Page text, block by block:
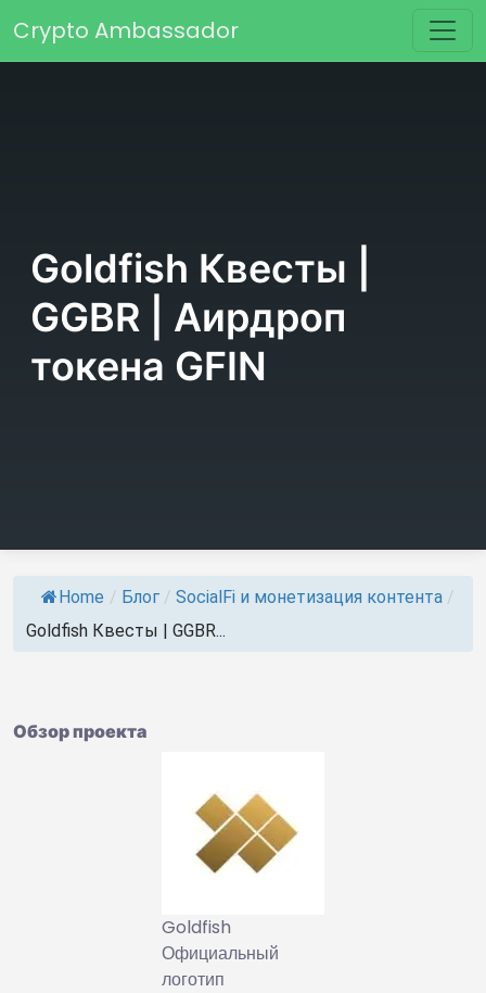
Основная навигация
Crypto Ambassador
Goldfish Квесты |
GGBR | Аирдроп
токена GFIN
Home / Блог / SocialFi и монетизация контента /
Goldfish Квесты | GGBR...
Обзор проекта
Goldfish
Официальный
логотип